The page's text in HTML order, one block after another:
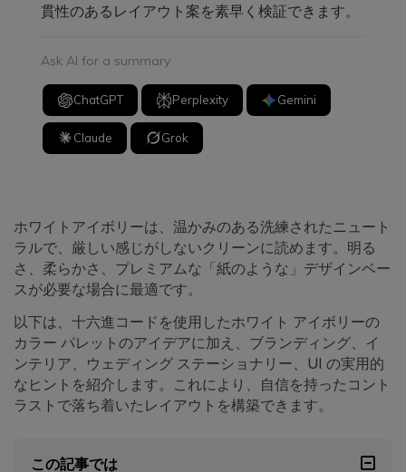
貫性のあるレイアウト案を素早く検証できます。
Ask AI for a summary
ChatGPT Perplexity Gemini
Claude Grok
ホワイトアイボリーは、温かみのある洗練されたニュート
ラルで、厳しい感じがしないクリーンに読めます。明る
さ、柔らかさ、プレミアムな「紙のような」デザインベー
スが必要な場合に最適です。
以下は、十六進コードを使用したホワイト アイボリーの
カラー パレットのアイデアに加え、ブランディング、イ
ンテリア、ウェディング ステーショナリー、UI の実用的
なヒントを紹介します。これにより、自信を持ったコント
ラストで落ち着いたレイアウトを構築できます。
この記事では